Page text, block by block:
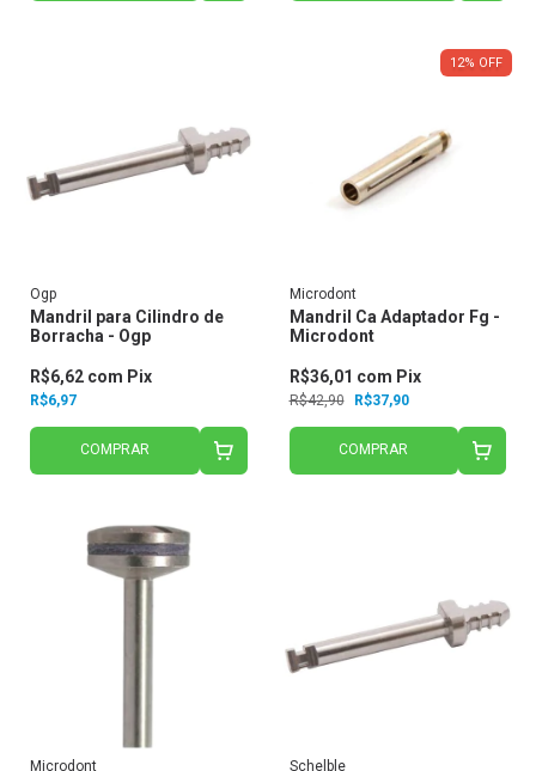
Ogp
Mandril para Cilindro de
Borracha - Ogp
R$6,97
R$6,62 com Pix
COMPRAR
12% OFF
Microdont
Mandril Ca Adaptador Fg -
Microdont
R$42,90 R$37,90
R$36,01 com Pix
COMPRAR
Microdont Schelble